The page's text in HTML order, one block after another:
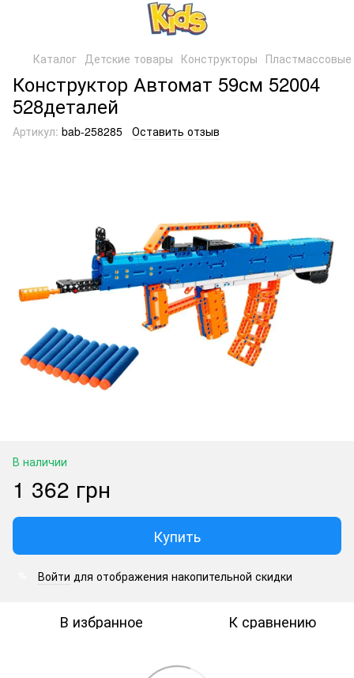
Каталог Детские товары Конструкторы
Конструктор Автомат 59см 52004
528деталей
Артикул: bab-258285 Оставить отзыв
В наличии
1 362 грн
Купить
Войти для отображения накопительной скидки
В избранное К сравнению